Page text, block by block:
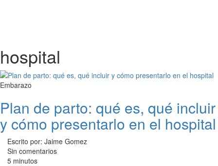
hospital
Embarazo
Plan de parto: qué es, qué incluir
y cómo presentarlo en el hospital
Escrito por: Jaime Gomez
Sin comentarios
5 minutos